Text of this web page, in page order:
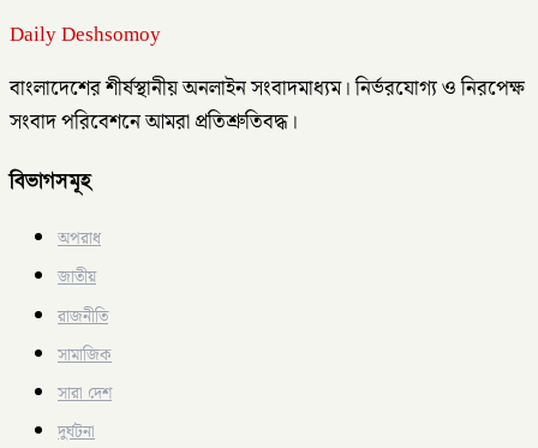
Daily Deshsomoy
বাংলাদেশের শীর্ষস্থানীয় অনলাইন সংবাদমাধ্যম। নির্ভরযোগ্য ও নিরপেক্ষ
সংবাদ পরিবেশনে আমরা প্রতিশ্রুতিবদ্ধ।
বিভাগসমূহ
অপরাধ
জাতীয়
রাজনীতি
সামাজিক
সারা দেশ
দুর্ঘটনা